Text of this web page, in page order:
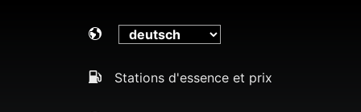
Stations d'essence et prix